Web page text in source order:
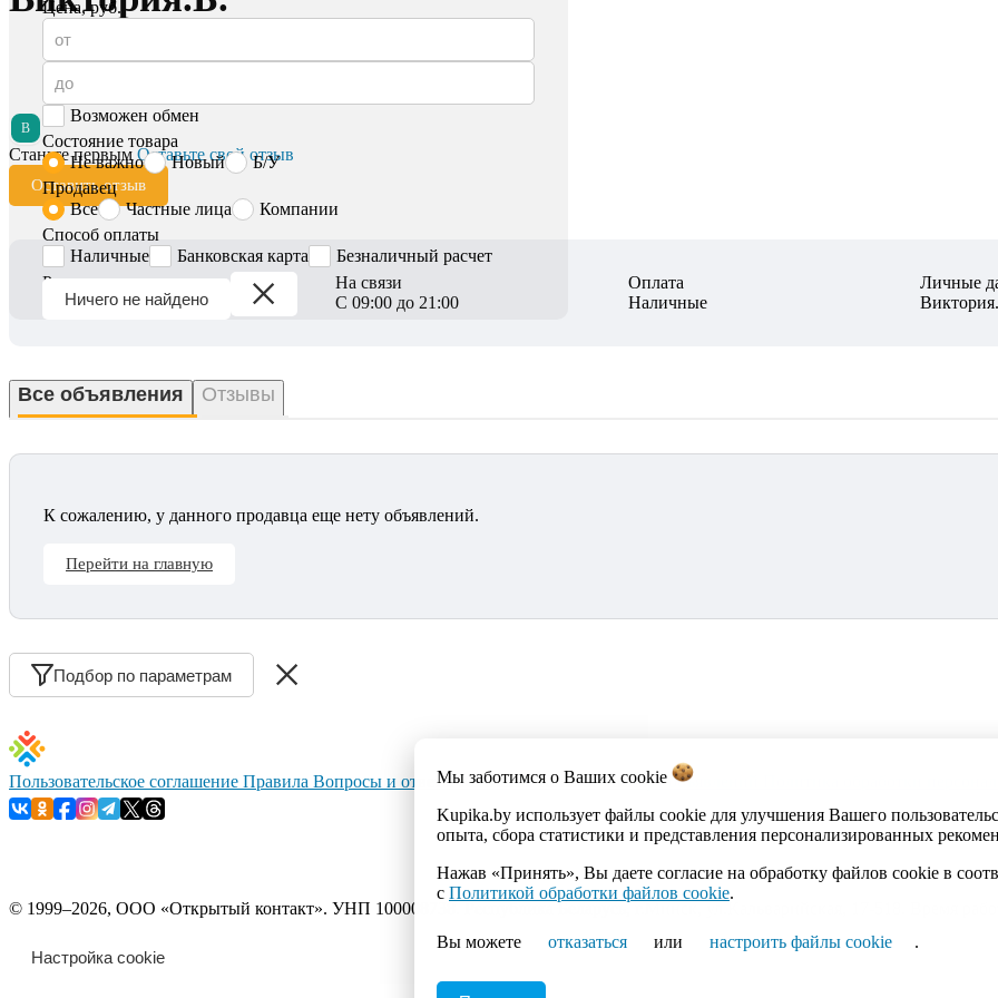
В
Станьте первым Оставьте свой отзыв
Оставить отзыв
Регион
Вся Беларусь
На связи
С 09:00 до 21:00
Оплата
Наличные
Личные
Все объявления Отзывы
К сожалению, у данного продавца еще нету объявлений.
Перейти на главную
Цена, руб.
Возможен обмен
Состояние товара
Не важно
Новый
Б/У
Продавец
Все
Частные лица
Компании
Способ оплаты
Наличные
Банковская карта Безналичный расчет
Ничего не найдено
Подбор по параметрам
Мы заботимся о Ваших cookie
Kupika.by использует файлы cookie для улучшения Вашего
опыта, сбора статистики и представления персонализированных
Нажав «Принять», Вы даете согласие на обработку файлов cookie в
с Политикой обработки файлов cookie.
Вы можете отказаться или настроить файлы cookie .
Пользовательское соглашение Правила Вопросы и ответыКонтактыКаталогИмпорт объявлений Политика обработки
© 1999–2026, ООО «Открытый контакт». УНП 100008738. Республика Беларусь, г.Минск, ул.Кальварийская, 17-518. Время
Настройка cookie